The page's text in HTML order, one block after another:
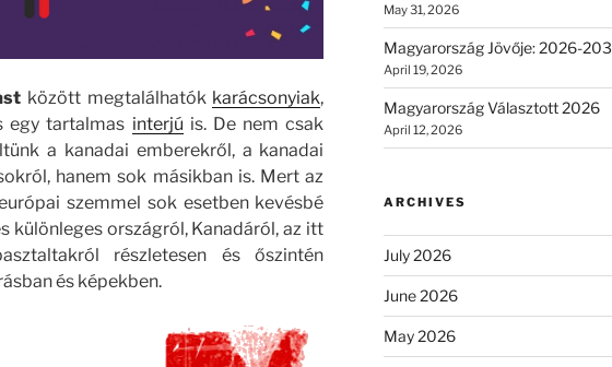
között megtalálhatók karácsonyiak,
egy tartalmas interjú is. De nem csak
a kanadai emberekről, a kanadai
hanem sok másikban is. Mert az
szemmel sok esetben kevésbé
különleges országról, Kanadáról, az itt
részletesen és őszintén
és képekben.
May 31, 2026
Magyarország Jövője: 2026-
April 19, 2026
Magyarország Választott 2026
April 12, 2026
ARCHIVES
July 2026
June 2026
May 2026